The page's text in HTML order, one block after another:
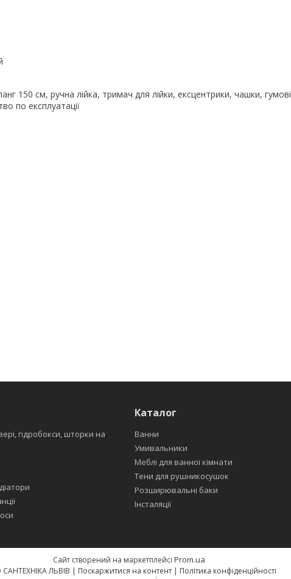
150 см, ручна лійка, тримач для лійки, ексцентрики, чашки, гумові
по експлуатації
гідробокси, шторки на
Каталог
Ванни
Умивальники
Меблі для ванної кімнати
Тени для рушникосушок
Розширювальні баки
Інсталяції
Сайт створений на маркетплейсі Prom.ua
EURO САНТЕХНІКА ЛЬВІВ | Поскаржитися на контент | Політика конфіденційності